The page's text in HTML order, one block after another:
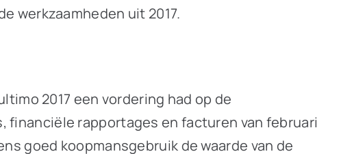
werkzaamheden uit 2017.
2017 een vordering had op de
financiële rapportages en facturen van februari
goed koopmansgebruik de waarde van de